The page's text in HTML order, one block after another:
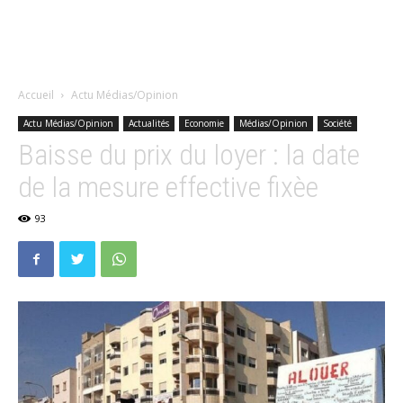
Accueil Actu Médias/Opinion
Actu Médias/Opinion Actualités Economie Médias/Opinion Société
Baisse du prix du loyer : la date
de la mesure effective fixèe
93